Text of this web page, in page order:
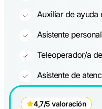
Auxiliar de ayuda
Asistente
Teleoperador/a
Asistente de
4,7/5 valoración